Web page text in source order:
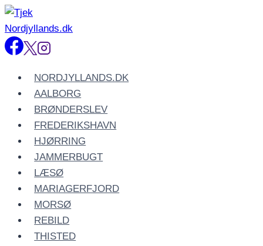
Fortsæt
til
indhold
NORDJYLLANDS.DK
AALBORG
BRØNDERSLEV
FREDERIKSHAVN
HJØRRING
JAMMERBUGT
LÆSØ
MARIAGERFJORD
MORSØ
REBILD
THISTED